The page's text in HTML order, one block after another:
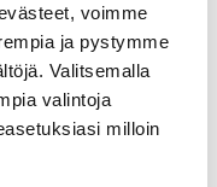
voimme
ja pystymme
Valitsemalla
valintoja
milloin